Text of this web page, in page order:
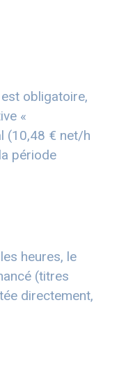
obligatoire,
«
(10,48 € net/h
période
heures, le
(titres
directement,